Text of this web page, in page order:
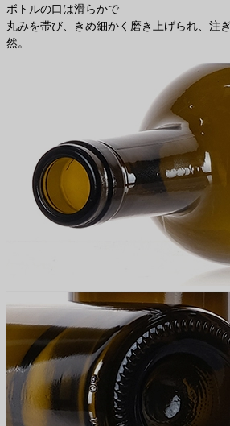
ボトルの口は滑らかで
丸みを帯び、きめ細かく磨き上げられ、注
然。